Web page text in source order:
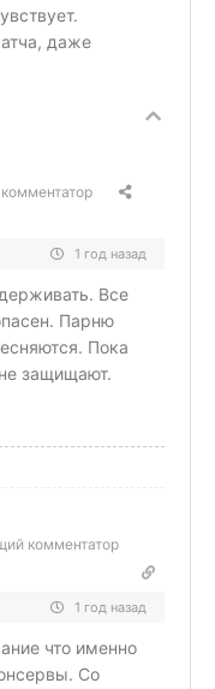
даже
1 год назад
Все
Парню
Пока
защищают.
комментатор
1 год назад
что именно
Со